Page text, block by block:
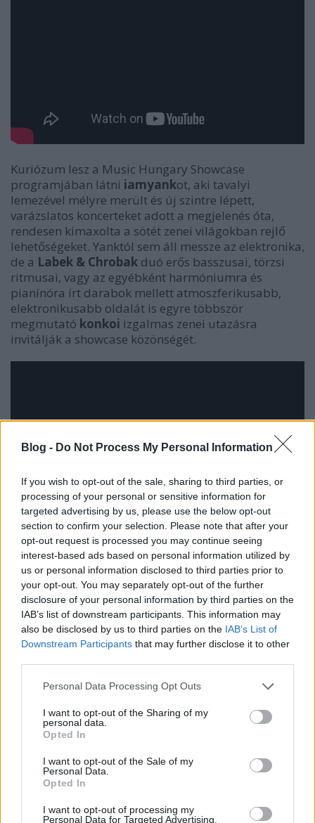
Blog - Do Not Process My Personal Information
If you wish to opt-out of the sale, sharing to third parties, or
processing of your personal or sensitive information for
targeted advertising by us, please use the below opt-out
section to confirm your selection. Please note that after your
opt-out request is processed you may continue seeing
interest-based ads based on personal information utilized by
us or personal information disclosed to third parties prior to
your opt-out. You may separately opt-out of the further
disclosure of your personal information by third parties on the
IAB’s list of downstream participants. This information may
also be disclosed by us to third parties on the IAB’s List of
Downstream Participants that may further disclose it to other
Please note that this website/app uses one or more Google
not limited to your visit or usage behaviour. You may click to
grant or deny consent to Google and its third-party tags to
use your data for below specified purposes in below Google
consent section.
Personal Data Processing Opt Outs
I want to opt-out of the Sharing of my
personal data.
Opted In
I want to opt-out of the Sale of my
Personal Data.
Opted In
I want to opt-out of processing my
Personal Data for Targeted Advertising.
Kuriózum lesz a Music Hungary Showcase
programjában látni iamyankot, aki tavalyi
lemezével mélyre merült és új szintre lépett,
varázslatos koncerteket adott a megjelenés óta,
rendesen kimaxolta a sötét zenei világokban rejlő
lehetőségeket. Yanktól sem áll messze az elektronika,
de a Labek & Chrobak duó erős basszusai, törzsi
ritmusai, vagy az egyébként harmóniumra és
pianínóra írt darabok mellett atmoszferikusabb,
elektronikusabb oldalát is egyre többször
megmutató konkoi izgalmas zenei utazásra
invitálják a showcase közönségét.
Szintén az elektronikus vonalat erősíti a Hundred
Sins által életre keltett Cenzúra-sorozat egyik
gyakori résztvevője, az egyik legtehetségesebb
majd a TEREM klubot, kihagyhatatlan programnak
ígérkezik. Instrumentális vonalon pedig
elmerülhetünk a
New Fossilskellemes és nyugtató jazz dallamaiban,
vagy azïpinstrumentális hip-hop zenét és a rapet
egyesítő hangulatában.